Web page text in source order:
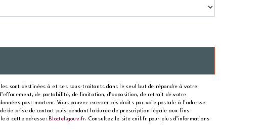
sont destinées à et ses sous-traitants dans le seul but de répondre à votre
de portabilité, de limitation, d’opposition, de retrait de votre
post-mortem. Vous pouvez exercer ces droits par voie postale à l'adresse
de prise de contact puis pendant la durée de prescription légale aux fins
à cette adresse: Bloctel.gouv.fr. Consultez le site cnil.fr pour plus d’informations